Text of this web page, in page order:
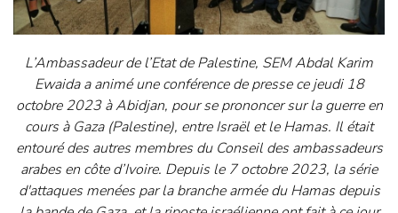
L’Ambassadeur de l’Etat de Palestine, SEM Abdal Karim
Ewaida a animé une conférence de presse ce jeudi 18
octobre 2023 à Abidjan, pour se prononcer sur la guerre en
cours à Gaza (Palestine), entre Israël et le Hamas. Il était
entouré des autres membres du Conseil des ambassadeurs
arabes en côte d’Ivoire. Depuis le 7 octobre 2023, la série
d'attaques menées par la branche armée du Hamas depuis